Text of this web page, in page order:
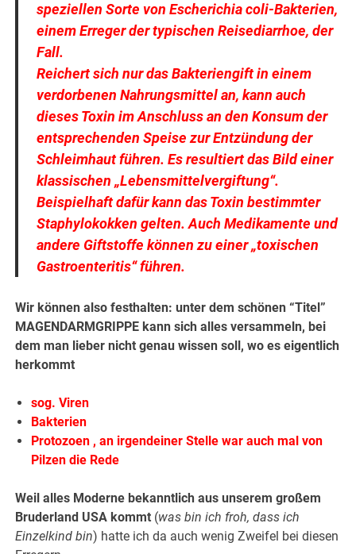
speziellen Sorte von Escherichia coli-Bakterien,
einem Erreger der typischen Reisediarrhoe, der
Fall.
Reichert sich nur das Bakteriengift in einem
verdorbenen Nahrungsmittel an, kann auch
dieses Toxin im Anschluss an den Konsum der
entsprechenden Speise zur Entzündung der
Schleimhaut führen. Es resultiert das Bild einer
klassischen „Lebensmittelvergiftung“.
Beispielhaft dafür kann das Toxin bestimmter
Staphylokokken gelten. Auch Medikamente und
andere Giftstoffe können zu einer „toxischen
Gastroenteritis“ führen.
Wir können also festhalten: unter dem schönen “Titel”
MAGENDARMGRIPPE kann sich alles versammeln, bei
dem man lieber nicht genau wissen soll, wo es eigentlich
herkommt
sog. Viren
Bakterien
Protozoen , an irgendeiner Stelle war auch mal von
Pilzen die Rede
Weil alles Moderne bekanntlich aus unserem großem
Bruderland USA kommt (was bin ich froh, dass ich
Einzelkind bin) hatte ich da auch wenig Zweifel bei diesen